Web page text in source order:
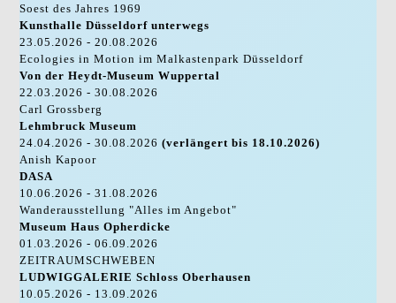
Soest des Jahres 1969
Kunsthalle Düsseldorf unterwegs
23.05.2026 - 20.08.2026
Ecologies in Motion im Malkastenpark Düsseldorf
Von der Heydt-Museum Wuppertal
22.03.2026 - 30.08.2026
Carl Grossberg
Lehmbruck Museum
24.04.2026 - 30.08.2026(verlängert bis 18.10.2026)
Anish Kapoor
DASA
10.06.2026 - 31.08.2026
Wanderausstellung "Alles im Angebot"
Museum Haus Opherdicke
01.03.2026 - 06.09.2026
ZEITRAUMSCHWEBEN
LUDWIGGALERIE Schloss Oberhausen
10.05.2026 - 13.09.2026